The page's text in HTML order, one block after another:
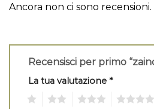
Ancora non ci sono recensioni.
Recensisci per primo
La tua valutazione *